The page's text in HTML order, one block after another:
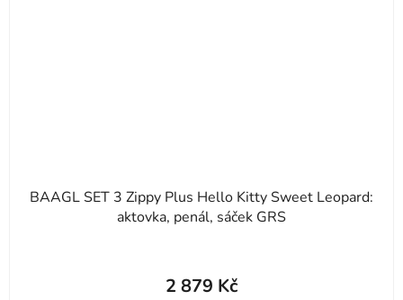
BAAGL SET 3 Zippy Plus Hello Kitty Sweet Leopard:
aktovka, penál, sáček GRS
2 879 Kč